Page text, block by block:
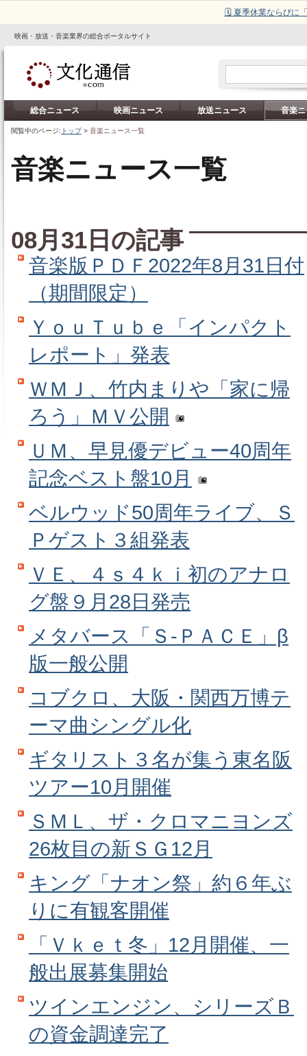
🗓️ 夏季休業ならびに
映画・放送・音楽業界の総合ポータルサイト
総合ニュース 映画ニュース 放送ニュース 音楽
閲覧中のページ: トップ> 音楽ニュース一覧
音楽ニュース一覧
08月31日の記事
音楽版ＰＤＦ2022年8月31日付
（期間限定）
ＹｏｕＴｕｂｅ「インパクト
レポート」発表
ＷＭＪ、竹内まりや「家に帰
ろう」ＭＶ公開
ＵＭ、早見優デビュー40周年
記念ベスト盤10月
ベルウッド50周年ライブ、Ｓ
Ｐゲスト３組発表
ＶＥ、４ｓ４ｋｉ初のアナロ
グ盤９月28日発売
メタバース「Ｓ‐ＰＡＣＥ」β
版一般公開
コブクロ、大阪・関西万博テ
ーマ曲シングル化
ギタリスト３名が集う東名阪
ツアー10月開催
ＳＭＬ、ザ・クロマニヨンズ
26枚目の新ＳＧ12月
キング「ナオン祭」約６年ぶ
りに有観客開催
「Ｖｋｅｔ冬」12月開催、一
般出展募集開始
ツインエンジン、シリーズＢ
の資金調達完了